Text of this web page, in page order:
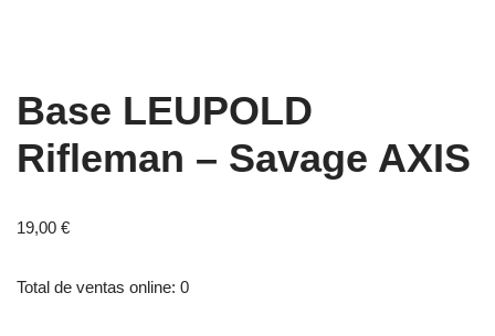
Base LEUPOLD
Rifleman – Savage AXIS
19,00 €
Total de ventas online: 0